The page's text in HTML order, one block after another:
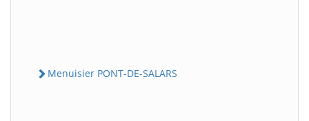
Menuisier PONT-DE-SALARS